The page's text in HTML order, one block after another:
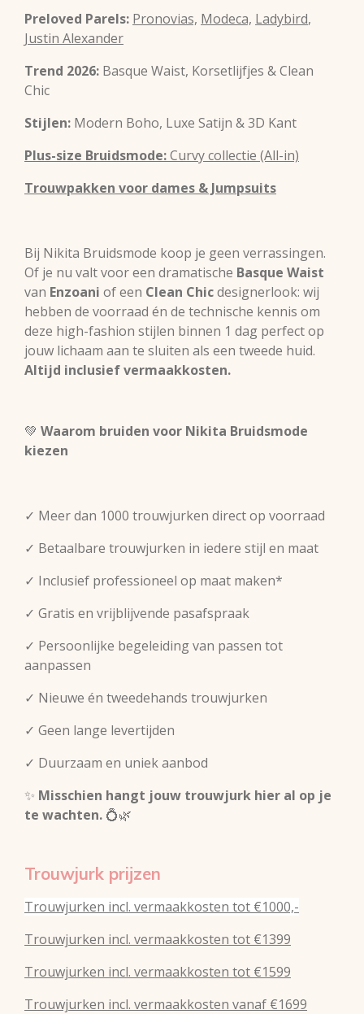
Preloved Parels: Pronovias, Modeca, Ladybird,
Justin Alexander
Trend 2026: Basque Waist, Korsetlijfjes & Clean
Chic
Stijlen: Modern Boho, Luxe Satijn & 3D Kant
Plus-size Bruidsmode:Curvy collectie (All-in)
Trouwpakken voor dames & Jumpsuits
Bij Nikita Bruidsmode koop je geen verrassingen.
Of je nu valt voor een dramatische Basque Waist
van Enzoani of een Clean Chicdesignerlook: wij
hebben de voorraad én de technische kennis om
deze high-fashion stijlen binnen 1 dag perfect op
jouw lichaam aan te sluiten als een tweede huid.
Altijd inclusief vermaakkosten.
💚 Waarom bruiden voor Nikita Bruidsmode
kiezen
✓ Meer dan 1000 trouwjurken direct op voorraad
✓ Betaalbare trouwjurken in iedere stijl en maat
✓ Inclusief professioneel op maat maken*
✓ Gratis en vrijblijvende pasafspraak
✓ Persoonlijke begeleiding van passen tot
aanpassen
✓ Nieuwe én tweedehands trouwjurken
✓ Geen lange levertijden
✓ Duurzaam en uniek aanbod
✨ Misschien hangt jouw trouwjurk hier al op je
te wachten. 💍🌿
Trouwjurk prijzen
Trouwjurken incl. vermaakkosten tot €1000,-
Trouwjurken incl. vermaakkosten tot €1399
Trouwjurken incl. vermaakkosten tot €1599
Trouwjurken incl. vermaakkosten vanaf €1699